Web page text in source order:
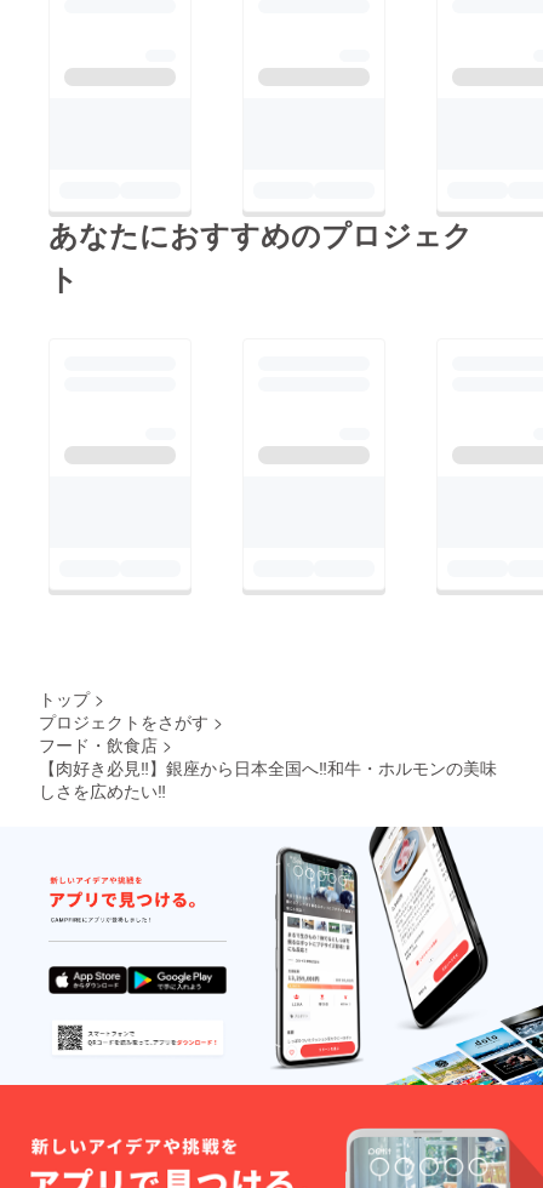
あなたにおすすめのプロジェク
ト
トップ >
プロジェクトをさがす >
フード・飲食店 >
【肉好き必見‼︎】銀座から日本全国へ‼︎和牛・ホルモンの美味
しさを広めたい‼︎